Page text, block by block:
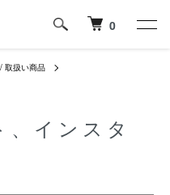
0
取扱い商品
、インスタ